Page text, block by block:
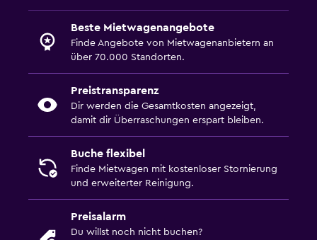
Beste Mietwagenangebote
Finde Angebote von Mietwagenanbietern an
über 70.000 Standorten.
Preistransparenz
Dir werden die Gesamtkosten angezeigt,
damit dir Überraschungen erspart bleiben.
Buche flexibel
Finde Mietwagen mit kostenloser Stornierung
und erweiterter Reinigung.
Preisalarm
Du willst noch nicht buchen?